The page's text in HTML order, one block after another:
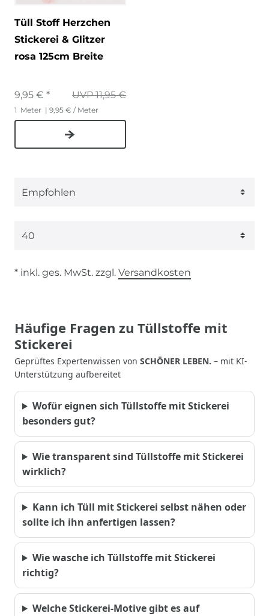
Tüll Stoff Herzchen
Stickerei & Glitzer
rosa 125cm Breite
UVP 11,95 €
9,95 € *
1 Meter | 9,95 € / Meter
* inkl. ges. MwSt. zzgl. Versandkosten
Häufige Fragen zu Tüllstoffe mit
Stickerei
Geprüftes Expertenwissen von SCHÖNER LEBEN. – mit KI-
Unterstützung aufbereitet
Wofür eignen sich Tüllstoffe mit Stickerei
besonders gut?
Wie transparent sind Tüllstoffe mit Stickerei
wirklich?
Kann ich Tüll mit Stickerei selbst nähen oder
sollte ich ihn anfertigen lassen?
Wie wasche ich Tüllstoffe mit Stickerei
richtig?
Welche Stickerei-Motive gibt es auf